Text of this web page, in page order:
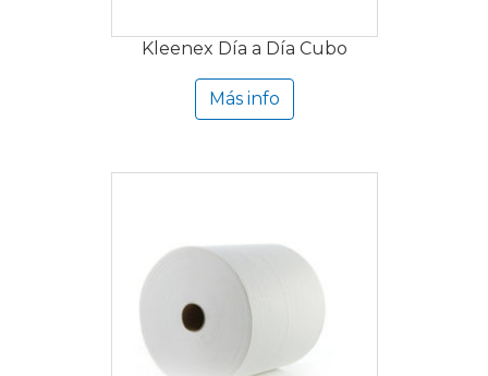
Kleenex Día a Día Cubo
Más info